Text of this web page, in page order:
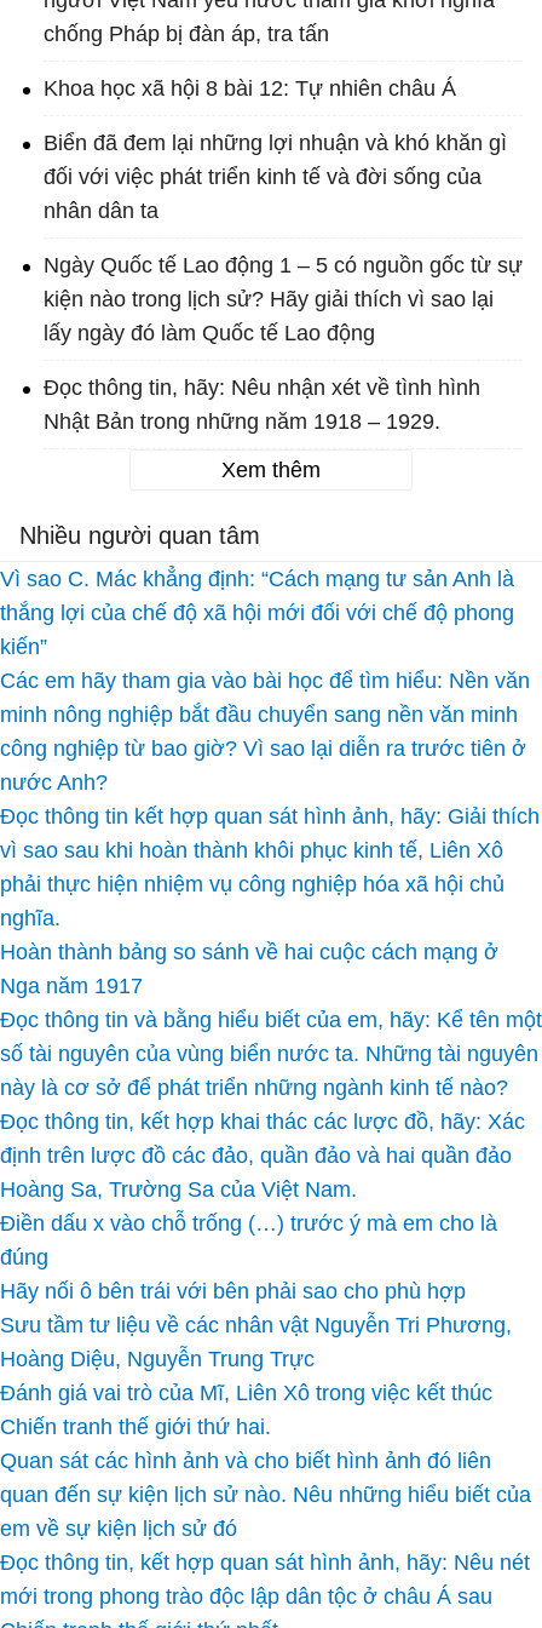
chống Pháp bị đàn áp, tra tấn
Khoa học xã hội 8 bài 12: Tự nhiên châu Á
Biển đã đem lại những lợi nhuận và khó khăn gì
đối với việc phát triển kinh tế và đời sống của
nhân dân ta
Ngày Quốc tế Lao động 1 – 5 có nguồn gốc từ sự
kiện nào trong lịch sử? Hãy giải thích vì sao lại
lấy ngày đó làm Quốc tế Lao động
Đọc thông tin, hãy: Nêu nhận xét về tình hình
Nhật Bản trong những năm 1918 – 1929.
Xem thêm
Nhiều người quan tâm
Vì sao C. Mác khẳng định: “Cách mạng tư sản Anh là
thắng lợi của chế độ xã hội mới đối với chế độ phong
kiến”
Các em hãy tham gia vào bài học để tìm hiểu: Nền văn
minh nông nghiệp bắt đầu chuyển sang nền văn minh
công nghiệp từ bao giờ? Vì sao lại diễn ra trước tiên ở
nước Anh?
Đọc thông tin kết hợp quan sát hình ảnh, hãy: Giải thích
vì sao sau khi hoàn thành khôi phục kinh tế, Liên Xô
phải thực hiện nhiệm vụ công nghiệp hóa xã hội chủ
nghĩa.
Hoàn thành bảng so sánh về hai cuộc cách mạng ở
Nga năm 1917
Đọc thông tin và bằng hiểu biết của em, hãy: Kể tên một
số tài nguyên của vùng biển nước ta. Những tài nguyên
này là cơ sở để phát triển những ngành kinh tế nào?
Đọc thông tin, kết hợp khai thác các lược đồ, hãy: Xác
định trên lược đồ các đảo, quần đảo và hai quần đảo
Hoàng Sa, Trường Sa của Việt Nam.
Điền dấu x vào chỗ trống (…) trước ý mà em cho là
đúng
Hãy nối ô bên trái với bên phải sao cho phù hợp
Sưu tầm tư liệu về các nhân vật Nguyễn Tri Phương,
Hoàng Diệu, Nguyễn Trung Trực
Đánh giá vai trò của Mĩ, Liên Xô trong việc kết thúc
Chiến tranh thế giới thứ hai.
Quan sát các hình ảnh và cho biết hình ảnh đó liên
quan đến sự kiện lịch sử nào. Nêu những hiểu biết của
em về sự kiện lịch sử đó
Đọc thông tin, kết hợp quan sát hình ảnh, hãy: Nêu nét
mới trong phong trào độc lập dân tộc ở châu Á sau